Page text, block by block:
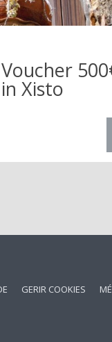
Voucher
in Xisto
GERIR COOKIES